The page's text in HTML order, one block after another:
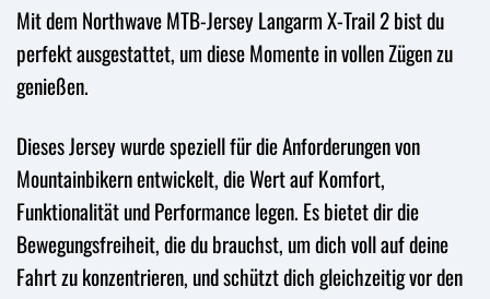
Mit dem Northwave MTB-Jersey Langarm X-Trail 2 bist du
perfekt ausgestattet, um diese Momente in vollen Zügen zu
genießen.
Dieses Jersey wurde speziell für die Anforderungen von
Mountainbikern entwickelt, die Wert auf Komfort,
Funktionalität und Performance legen. Es bietet dir die
Bewegungsfreiheit, die du brauchst, um dich voll auf deine
Fahrt zu konzentrieren, und schützt dich gleichzeitig vor den